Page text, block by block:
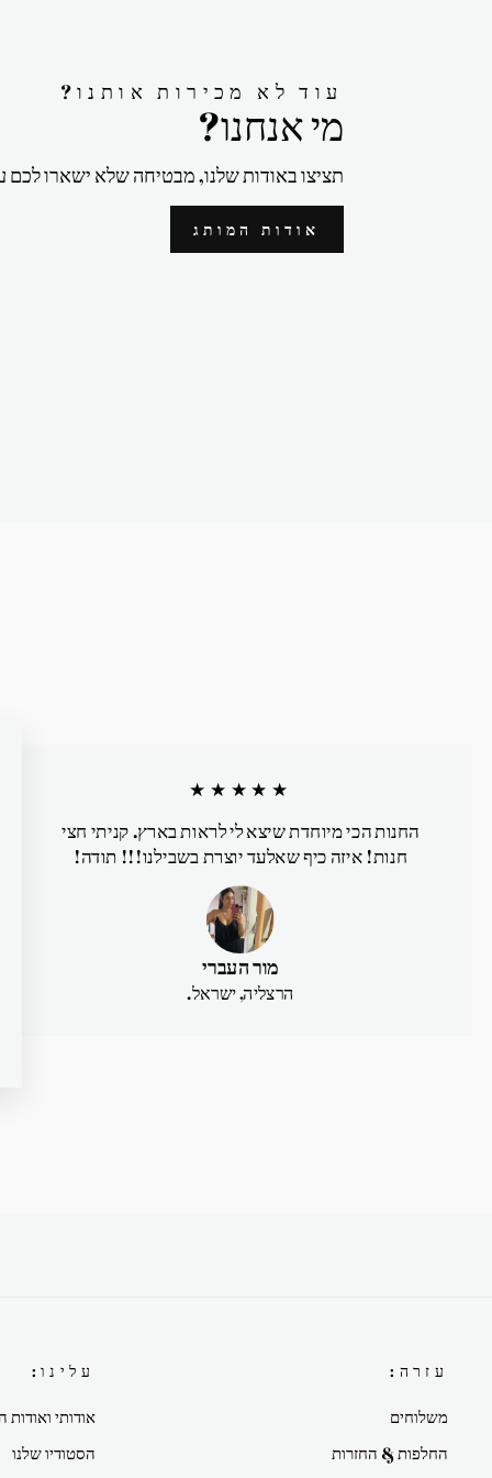
?עוד לא מכירות אותנו
?מי אנחנו
תציצו באודות שלנו, מבטיחה שלא ישארו לכם
אודות המותג
★★★★★
החנות הכי מיוחדת שיצא לי לראות בארץ. קניתי חצי
חנות! איזה כיף שאלעד יוצרת בשבילנו!!! תודה!
מור העברי
הרצליה, ישראל.
עזרה:
משלוחים
החלפות & החזרות
עלינו:
אודותי ואודות
הסטודיו שלנו